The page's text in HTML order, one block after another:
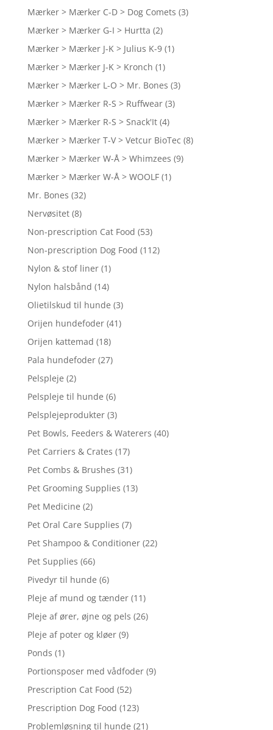
Mærker > Mærker C-D > Dog Comets (3)
Mærker > Mærker G-I > Hurtta (2)
Mærker > Mærker J-K > Julius K-9 (1)
Mærker > Mærker J-K > Kronch (1)
Mærker > Mærker L-O > Mr. Bones (3)
Mærker > Mærker R-S > Ruffwear (3)
Mærker > Mærker R-S > Snack'It (4)
Mærker > Mærker T-V > Vetcur BioTec (8)
Mærker > Mærker W-Å > Whimzees (9)
Mærker > Mærker W-Å > WOOLF (1)
Mr. Bones (32)
Nervøsitet (8)
Non-prescription Cat Food (53)
Non-prescription Dog Food (112)
Nylon & stof liner (1)
Nylon halsbånd (14)
Olietilskud til hunde (3)
Orijen hundefoder (41)
Orijen kattemad (18)
Pala hundefoder (27)
Pelspleje (2)
Pelspleje til hunde (6)
Pelsplejeprodukter (3)
Pet Bowls, Feeders & Waterers (40)
Pet Carriers & Crates (17)
Pet Combs & Brushes (31)
Pet Grooming Supplies (13)
Pet Medicine (2)
Pet Oral Care Supplies (7)
Pet Shampoo & Conditioner (22)
Pet Supplies (66)
Pivedyr til hunde (6)
Pleje af mund og tænder (11)
Pleje af ører, øjne og pels (26)
Pleje af poter og kløer (9)
Ponds (1)
Portionsposer med vådfoder (9)
Prescription Cat Food (52)
Prescription Dog Food (123)
Problemløsning til hunde (21)